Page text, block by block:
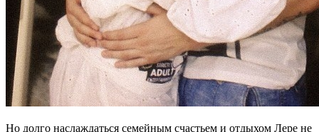
Но долго наслаждаться семейным счастьем и отдыхом Лере не